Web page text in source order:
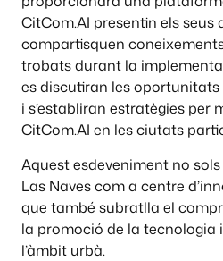
CitCom.AI presentin els seus
compartisquen
trobats durant la
es discutiran les
i s’establiran estratègies per
CitCom.AI en les ciutats
Aquest esdeveniment no
Las Naves com a centre
que també subratlla el
la promoció de la tecnologia
l’àmbit urbà.